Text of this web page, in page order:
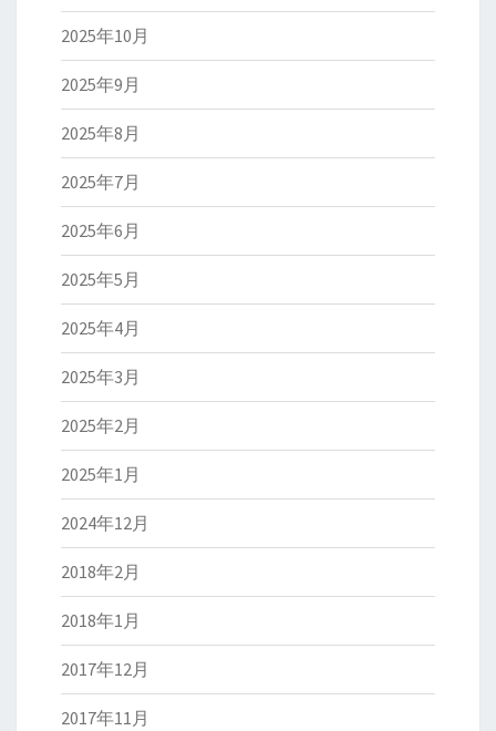
2025年10月
2025年9月
2025年8月
2025年7月
2025年6月
2025年5月
2025年4月
2025年3月
2025年2月
2025年1月
2024年12月
2018年2月
2018年1月
2017年12月
2017年11月